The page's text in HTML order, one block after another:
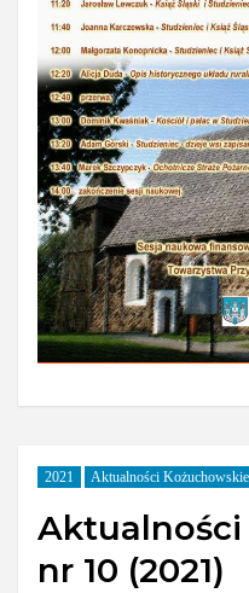
2021 Aktualności Kożuchowskie
nr 10 (2021)